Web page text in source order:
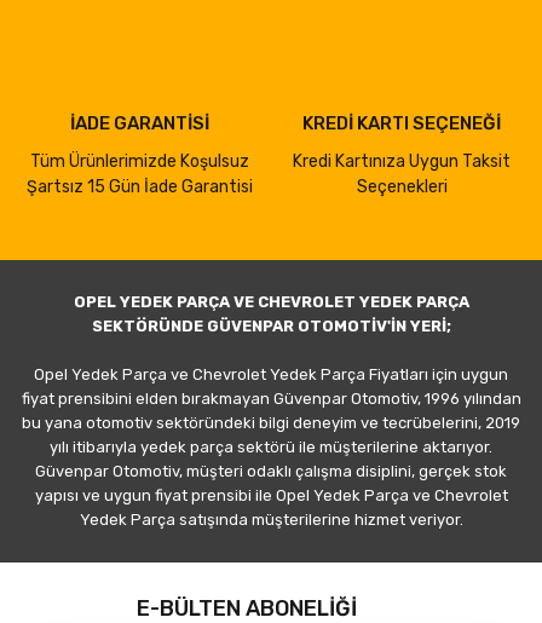
İADE GARANTİSİ
Tüm Ürünlerimizde Koşulsuz
Şartsız 15 Gün İade Garantisi
KREDİ KARTI SEÇENEĞİ
Kredi Kartınıza Uygun Taksit
Seçenekleri
OPEL YEDEK PARÇA VE CHEVROLET YEDEK PARÇA
SEKTÖRÜNDE GÜVENPAR OTOMOTİV'İN YERİ;
Opel Yedek Parça ve Chevrolet Yedek Parça Fiyatları için uygun
fiyat prensibini elden bırakmayan Güvenpar Otomotiv, 1996 yılından
bu yana otomotiv sektöründeki bilgi deneyim ve tecrübelerini, 2019
yılı itibarıyla yedek parça sektörü ile müşterilerine aktarıyor.
Güvenpar Otomotiv, müşteri odaklı çalışma disiplini, gerçek stok
yapısı ve uygun fiyat prensibi ile Opel Yedek Parça ve Chevrolet
Yedek Parça satışında müşterilerine hizmet veriyor.
E-BÜLTEN ABONELİĞİ